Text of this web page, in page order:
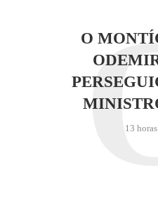
O
13